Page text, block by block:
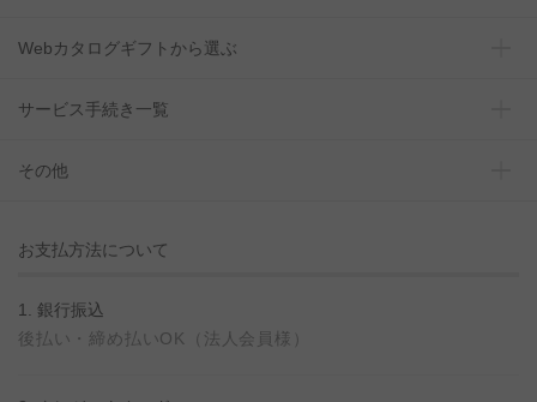
Webカタログギフトから選ぶ
サービス手続き一覧
その他
お支払方法について
1. 銀行振込
後払い・締め払いOK（法人会員様）